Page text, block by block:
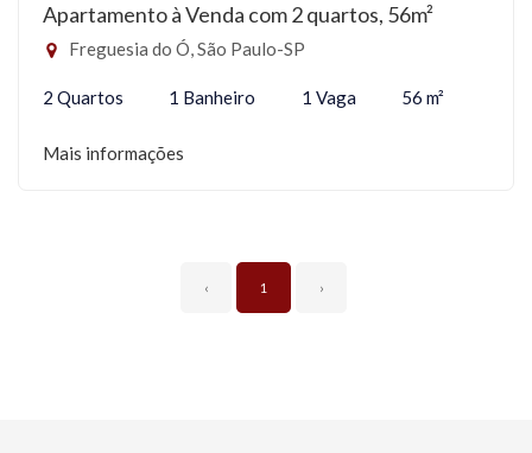
Apartamento à Venda com 2 quartos, 56m²
Freguesia do Ó, São Paulo-SP
2 Quartos 1 Banheiro 1 Vaga 56 m²
Mais informações
‹ 1 ›